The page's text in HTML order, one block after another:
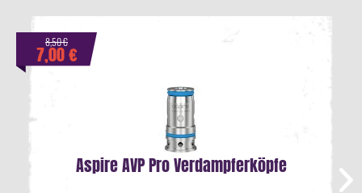
Aspire AVP Pro Verdampferköpfe
7,00 €
8,50 €